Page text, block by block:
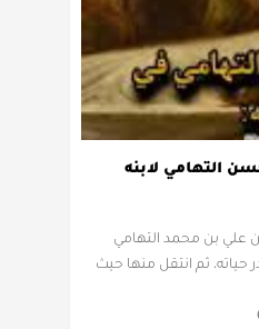
علي بن محمد التهامي
عاش صدر حياته، ثم انتقل منها حيث